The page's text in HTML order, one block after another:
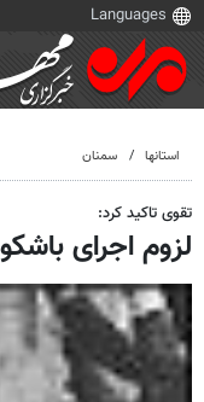
استانها سمنان
تقوی تاکید کرد:
لزوم اجرای